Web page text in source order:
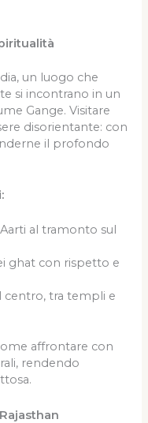
un luogo che
si incontrano in un
Gange. Visitare
disorientante: con
il profondo
al tramonto sul
ghat con rispetto e
centro, tra templi e
affrontare con
rendendo